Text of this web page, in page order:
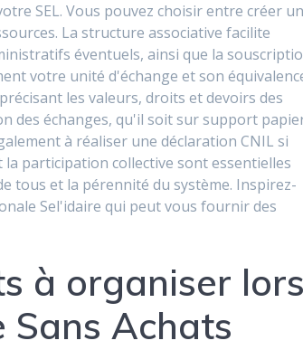
SEL. Vous pouvez choisir entre créer
La structure associative facilite
éventuels, ainsi que la
votre unité d'échange et son
les valeurs, droits et devoirs des
des échanges, qu'il soit sur support
à réaliser une déclaration CNIL si
participation collective sont essentielles
tous et la pérennité du système. Inspirez-
Sel'idaire qui peut vous fournir des
à organiser
Sans Achats